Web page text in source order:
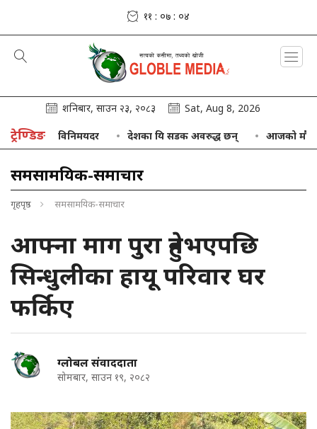
११ : ०७ : ०५
शनिबार, साउन २३, २०८३ Sat, Aug 8, 2026
ट्रेण्डिङविनिमयदर देशका यि सडक अवरुद्ध छन् आजको मौसम :
समसामयिक-समाचार
गृहपृष्ठ समसामयिक-समाचार
आफ्ना माग पुरा हुनेभएपछि
सिन्धुलीका हायू परिवार घर
फर्किए
ग्लोबल संवाददाता
सोमबार, साउन १९, २०८२